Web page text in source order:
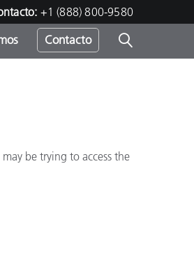
+1 (888) 800-9580
Contacto
be trying to access the